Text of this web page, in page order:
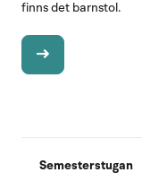
finns det barnstol.
Semesterstugan